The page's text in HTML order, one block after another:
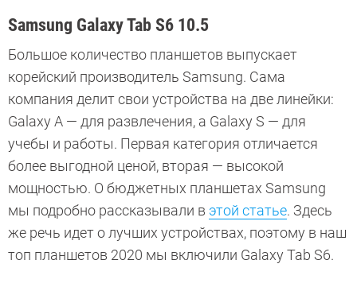
Samsung Galaxy Tab S6 10.5
Большое количество планшетов выпускает
корейский производитель Samsung. Сама
компания делит свои устройства на две линейки:
Galaxy A — для развлечения, а Galaxy S — для
учебы и работы. Первая категория отличается
более выгодной ценой, вторая — высокой
мощностью. О бюджетных планшетах Samsung
мы подробно рассказывали в этой статье. Здесь
же речь идет о лучших устройствах, поэтому в наш
топ планшетов 2020 мы включили Galaxy Tab S6.